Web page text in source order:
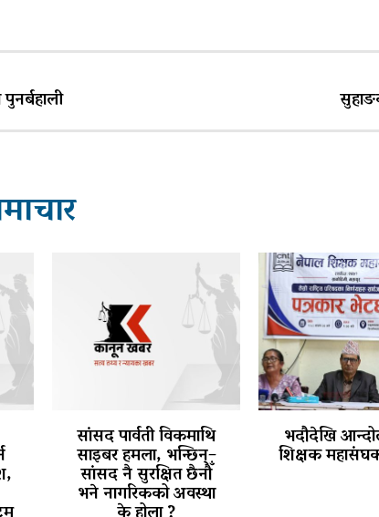
सांसद पार्वती विकमाथि
साइबर हमला, भन्छिन्–
सांसद नै सुरक्षित छैनौँ
भने नागरिकको अवस्था
भदौदेखि
शिक्षक